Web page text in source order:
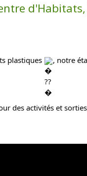
plastiques , notre
des activités et